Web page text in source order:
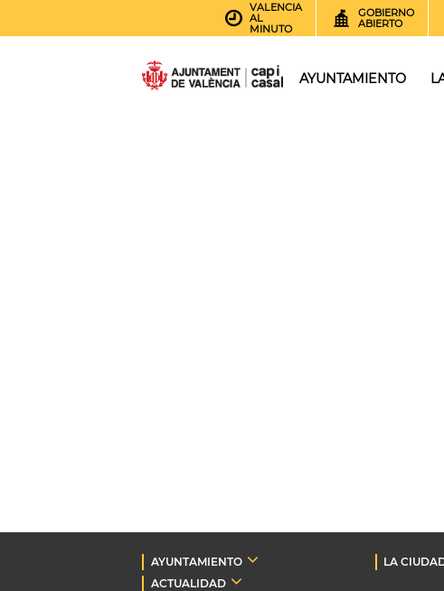
VALENCIA
AL
MINUTO
GOBIERNO
ABIERTO
AYUNTAMIENTO
AYUNTAMIENTO LA
ACTUALIDAD